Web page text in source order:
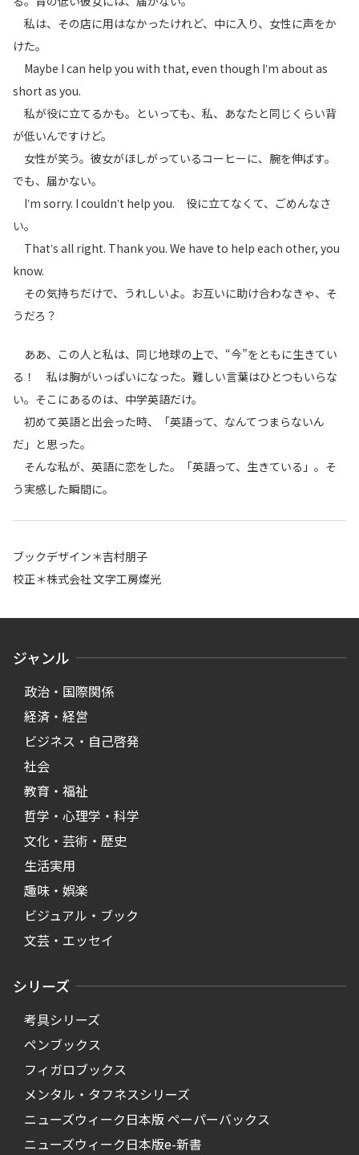
私は、その店に用はなかったけれど、中に入り、女性に声をか
けた。
Maybe I can help you with that, even though Iʼm about as
short as you.
私が役に立てるかも。といっても、私、あなたと同じくらい背
が低いんですけど。
女性が笑う。彼女がほしがっているコーヒーに、腕を伸ばす。
でも、届かない。
Iʼm sorry. I couldnʼt help you. 役に立てなくて、ごめんなさ
い。
Thatʼs all right. Thank you. We have to help each other, you
know.
その気持ちだけで、うれしいよ。お互いに助け合わなきゃ、そ
うだろ？
ああ、この人と私は、同じ地球の上で、“今”をともに生きてい
る！ 私は胸がいっぱいになった。難しい言葉はひとつもいらな
い。そこにあるのは、中学英語だけ。
初めて英語と出会った時、「英語って、なんてつまらないん
だ」と思った。
そんな私が、英語に恋をした。「英語って、生きている」。そ
う実感した瞬間に。
ブックデザイン＊吉村朋子
校正＊株式会社 文字工房燦光
ジャンル
政治・国際関係
経済・経営
ビジネス・自己啓発
社会
教育・福祉
哲学・心理学・科学
文化・芸術・歴史
生活実用
趣味・娯楽
ビジュアル・ブック
文芸・エッセイ
シリーズ
考具シリーズ
ペンブックス
フィガロブックス
メンタル・タフネスシリーズ
ニューズウィーク日本版 ペーパーバックス
ニューズウィーク日本版e-新書